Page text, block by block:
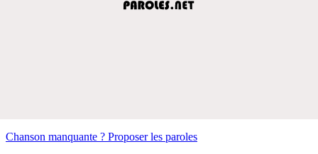
Chanson manquante ? Proposer les paroles